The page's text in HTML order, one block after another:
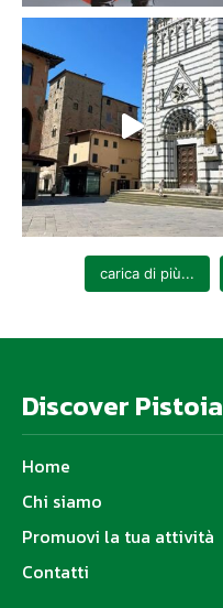
carica di più...
Discover Pistoia
Home
Chi siamo
Promuovi la tua attività
Contatti